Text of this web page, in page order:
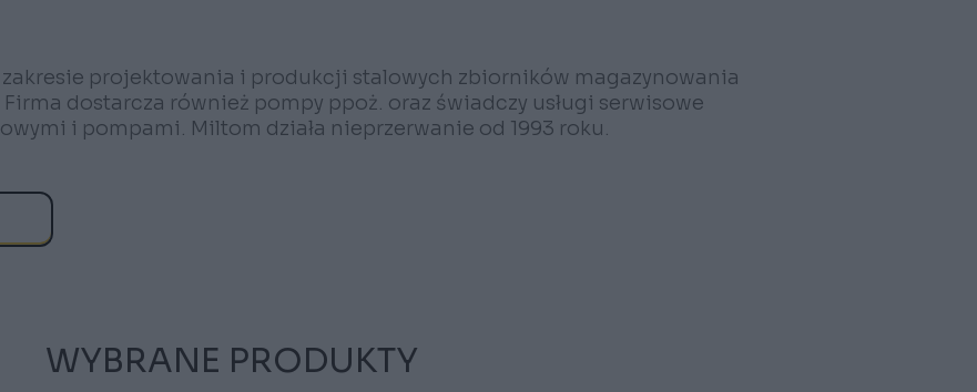
projektowania i produkcji stalowych zbiorników magazynowania
dostarcza również pompy ppoż. oraz świadczy usługi serwisowe
i pompami. Miltom działa nieprzerwanie od 1993 roku.
WYBRANE PRODUKTY